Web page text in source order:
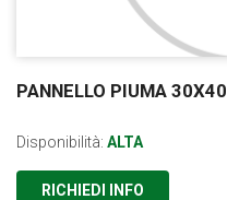
PANNELLO PIUMA 30X40
Disponibilità: ALTA
RICHIEDI INFO